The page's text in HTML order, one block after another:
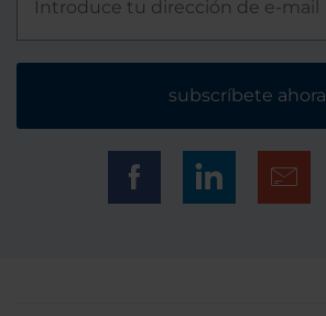
subscríbete ahora